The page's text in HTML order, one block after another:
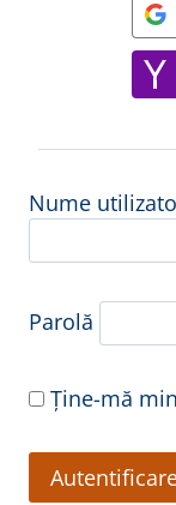
Nume
Parolă
Ține-mă